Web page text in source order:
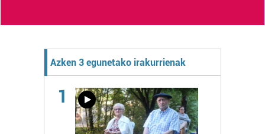
Azken 3 egunetako irakurrienak
1